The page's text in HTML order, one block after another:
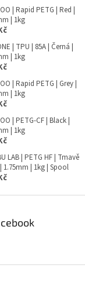
| Rapid PETG | Red |
| 1kg
| TPU | 85A | Černá |
| 1kg
| Rapid PETG | Grey |
| 1kg
| PETG-CF | Black |
| 1kg
LAB | PETG HF | Tmavě
1.75mm | 1kg | Spool